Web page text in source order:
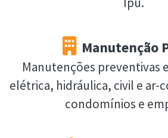
Manutenção
Manutenções preventivas
elétrica, hidráulica, civil e ar-
condomínios e